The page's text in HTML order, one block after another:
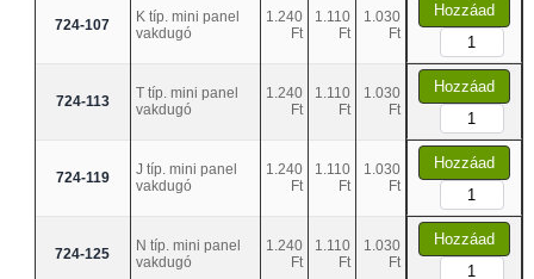
724-107
K típ. mini panel
vakdugó
1.240
Ft
1.110
Ft
1.030
Ft
Hozzáad
724-113
T típ. mini panel
vakdugó
1.240
Ft
1.110
Ft
1.030
Ft
Hozzáad
724-119
J típ. mini panel
vakdugó
1.240
Ft
1.110
Ft
1.030
Ft
Hozzáad
724-125
N típ. mini panel
vakdugó
1.240
Ft
1.110
Ft
1.030
Ft
Hozzáad